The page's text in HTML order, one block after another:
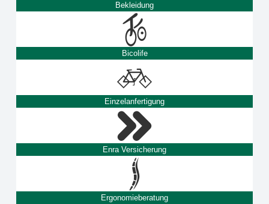
Bekleidung
Bicolife
Einzelanfertigung
Enra Versicherung
Ergonomieberatung